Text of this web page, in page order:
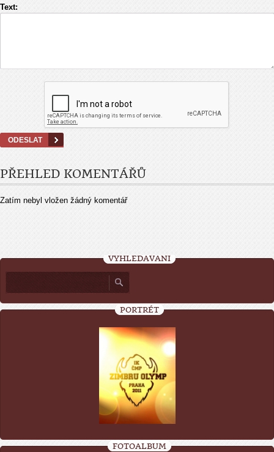
Text:
PŘEHLED KOMENTÁŘŮ
Zatím nebyl vložen žádný komentář
VYHLEDÁVÁNÍ
PORTRÉT
FOTOALBUM